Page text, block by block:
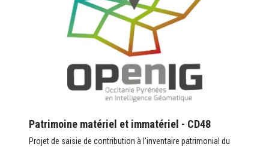
Patrimoine matériel et immatériel - CD48
Projet de saisie de contribution à l'inventaire patrimonial du